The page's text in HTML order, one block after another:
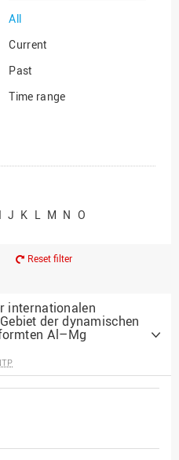
All
Current
Past
Time range
I J K L M N O
Reset filter
internationalen
der dynamischen
Al–Mg